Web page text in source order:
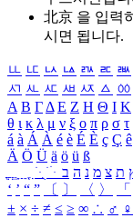
北京 을 입력
시면 됩니다.
ㅥ ㅦ ㅧ ㅨ ㅩ ㅪ ㅫ
ㅺ ㅻ ㅼ ㅽ ㅾ ㅿ ㆀ
Α Β ΓΔ Ε Ζ Η Θ Ι Κ
θ ι κ λ μ ν ξ ο π ρ σ τ
á à Á À é è É È ç Ç ê
Ä Ö Ü ä ö ü ß
ִֶֹ ֻּ ׁׂ ת צ מ נ ה ב
‘ ’ “ ” 〔 〕 〈 〉 「
± × ÷ ≠ ≤ ≥ ∞ ∴ ♂ ♀